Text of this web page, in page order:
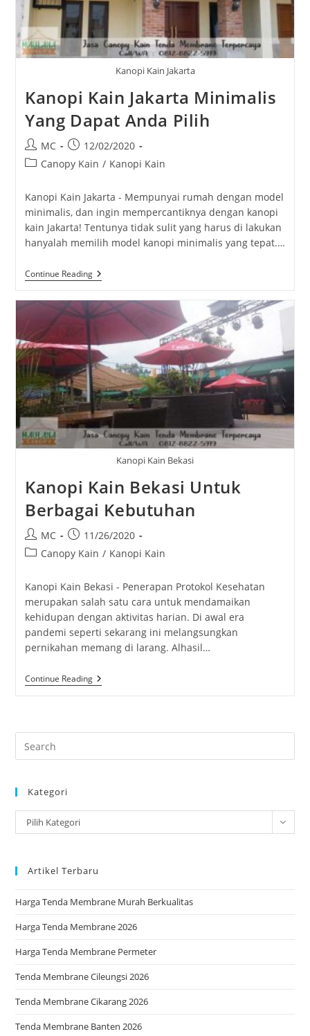
Kanopi Kain Jakarta
Kanopi Kain Jakarta Minimalis
Yang Dapat Anda Pilih
Post
author:
MC
Post
published:
12/02/2020
PostCanopy Kain / Kanopi Kain
Kanopi Kain Jakarta - Mempunyai rumah dengan model
minimalis, dan ingin mempercantiknya dengan kanopi
kain Jakarta! Tentunya tidak sulit yang harus di lakukan
hanyalah memilih model kanopi minimalis yang tepat.…
Continue ReadingKanopi
Kain
Minimalis
Yang
Anda
Pilih
Kanopi Kain Bekasi
Kanopi Kain Bekasi Untuk
Berbagai Kebutuhan
Post
author:
MC
Post
published:
11/26/2020
PostCanopy Kain / Kanopi Kain
Kanopi Kain Bekasi - Penerapan Protokol Kesehatan
merupakan salah satu cara untuk mendamaikan
kehidupan dengan aktivitas harian. Di awal era
pandemi seperti sekarang ini melangsungkan
pernikahan memang di larang. Alhasil…
Continue ReadingKanopi
Kain
Kebutuhan
the
Kategori
Kategori
Pilih Kategori
Artikel Terbaru
Harga Tenda Membrane Murah Berkualitas
Harga Tenda Membrane 2026
Harga Tenda Membrane Permeter
Tenda Membrane Cileungsi 2026
Tenda Membrane Cikarang 2026
Tenda Membrane Banten 2026